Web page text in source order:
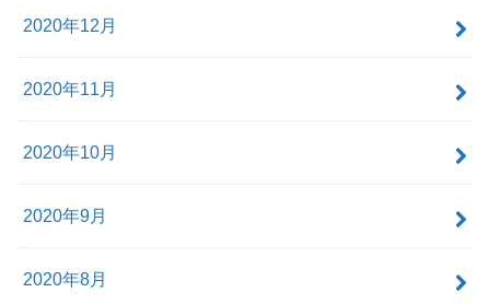
2020年12月
2020年11月
2020年10月
2020年9月
2020年8月